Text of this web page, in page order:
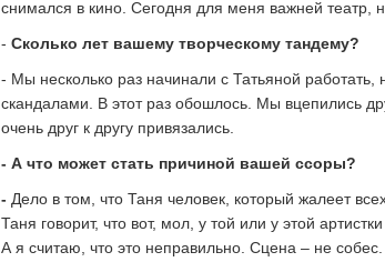
снимался в кино. Сегодня для меня важней театр,
- Сколько лет вашему творческому тандему?
- Мы несколько раз начинали с Татьяной работать,
скандалами. В этот раз обошлось. Мы вцепились
очень друг к другу привязались.
- А что может стать причиной вашей ссоры?
- Дело в том, что Таня человек, который жалеет
Таня говорит, что вот, мол, у той или у этой
А я считаю, что это неправильно. Сцена – не